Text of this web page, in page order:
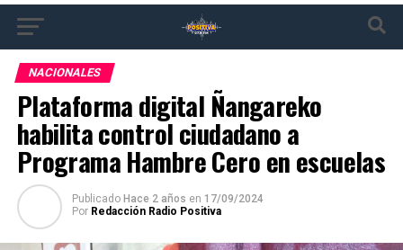
NACIONALES
Plataforma digital Ñangareko
habilita control ciudadano a
Programa Hambre Cero en escuelas
Publicado Hace 2 años en 17/09/2024
Por Redacción Radio Positiva